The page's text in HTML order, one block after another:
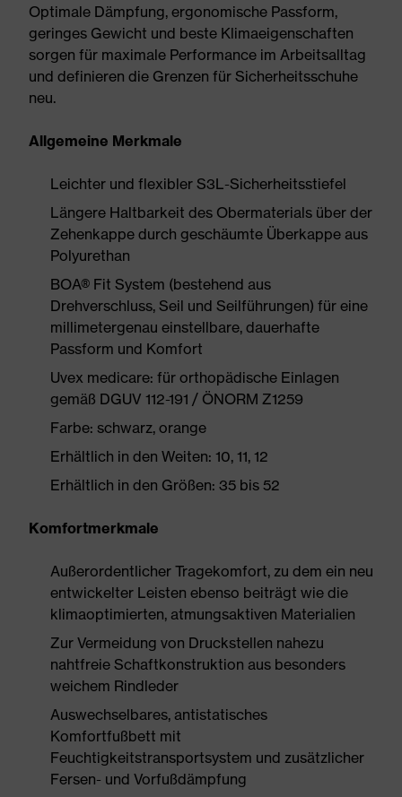
Optimale Dämpfung, ergonomische Passform,
geringes Gewicht und beste Klimaeigenschaften
sorgen für maximale Performance im Arbeitsalltag
und definieren die Grenzen für Sicherheitsschuhe
neu.
Allgemeine Merkmale
Leichter und flexibler S3L-Sicherheitsstiefel
Längere Haltbarkeit des Obermaterials über der
Zehenkappe durch geschäumte Überkappe aus
Polyurethan
BOA® Fit System (bestehend aus
Drehverschluss, Seil und Seilführungen) für eine
millimetergenau einstellbare, dauerhafte
Passform und Komfort
Uvex medicare: für orthopädische Einlagen
gemäß DGUV 112-191 / ÖNORM Z1259
Farbe: schwarz, orange
Erhältlich in den Weiten: 10, 11, 12
Erhältlich in den Größen: 35 bis 52
Komfortmerkmale
Außerordentlicher Tragekomfort, zu dem ein neu
entwickelter Leisten ebenso beiträgt wie die
klimaoptimierten, atmungsaktiven Materialien
Zur Vermeidung von Druckstellen nahezu
nahtfreie Schaftkonstruktion aus besonders
weichem Rindleder
Auswechselbares, antistatisches
Komfortfußbett mit
Feuchtigkeitstransportsystem und zusätzlicher
Fersen- und Vorfußdämpfung